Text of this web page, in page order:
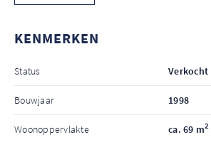
KENMERKEN
Status Verkocht
Bouwjaar 1998
Woonoppervlakte ca. 69 m2